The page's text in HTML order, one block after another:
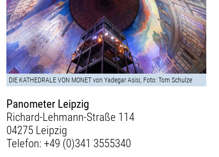
DIE KATHEDRALE VON MONET von Yadegar Asisi, Foto: Tom Schulze
Panometer Leipzig
Richard-Lehmann-Straße 114
04275 Leipzig
Telefon: +49 (0)341 3555340